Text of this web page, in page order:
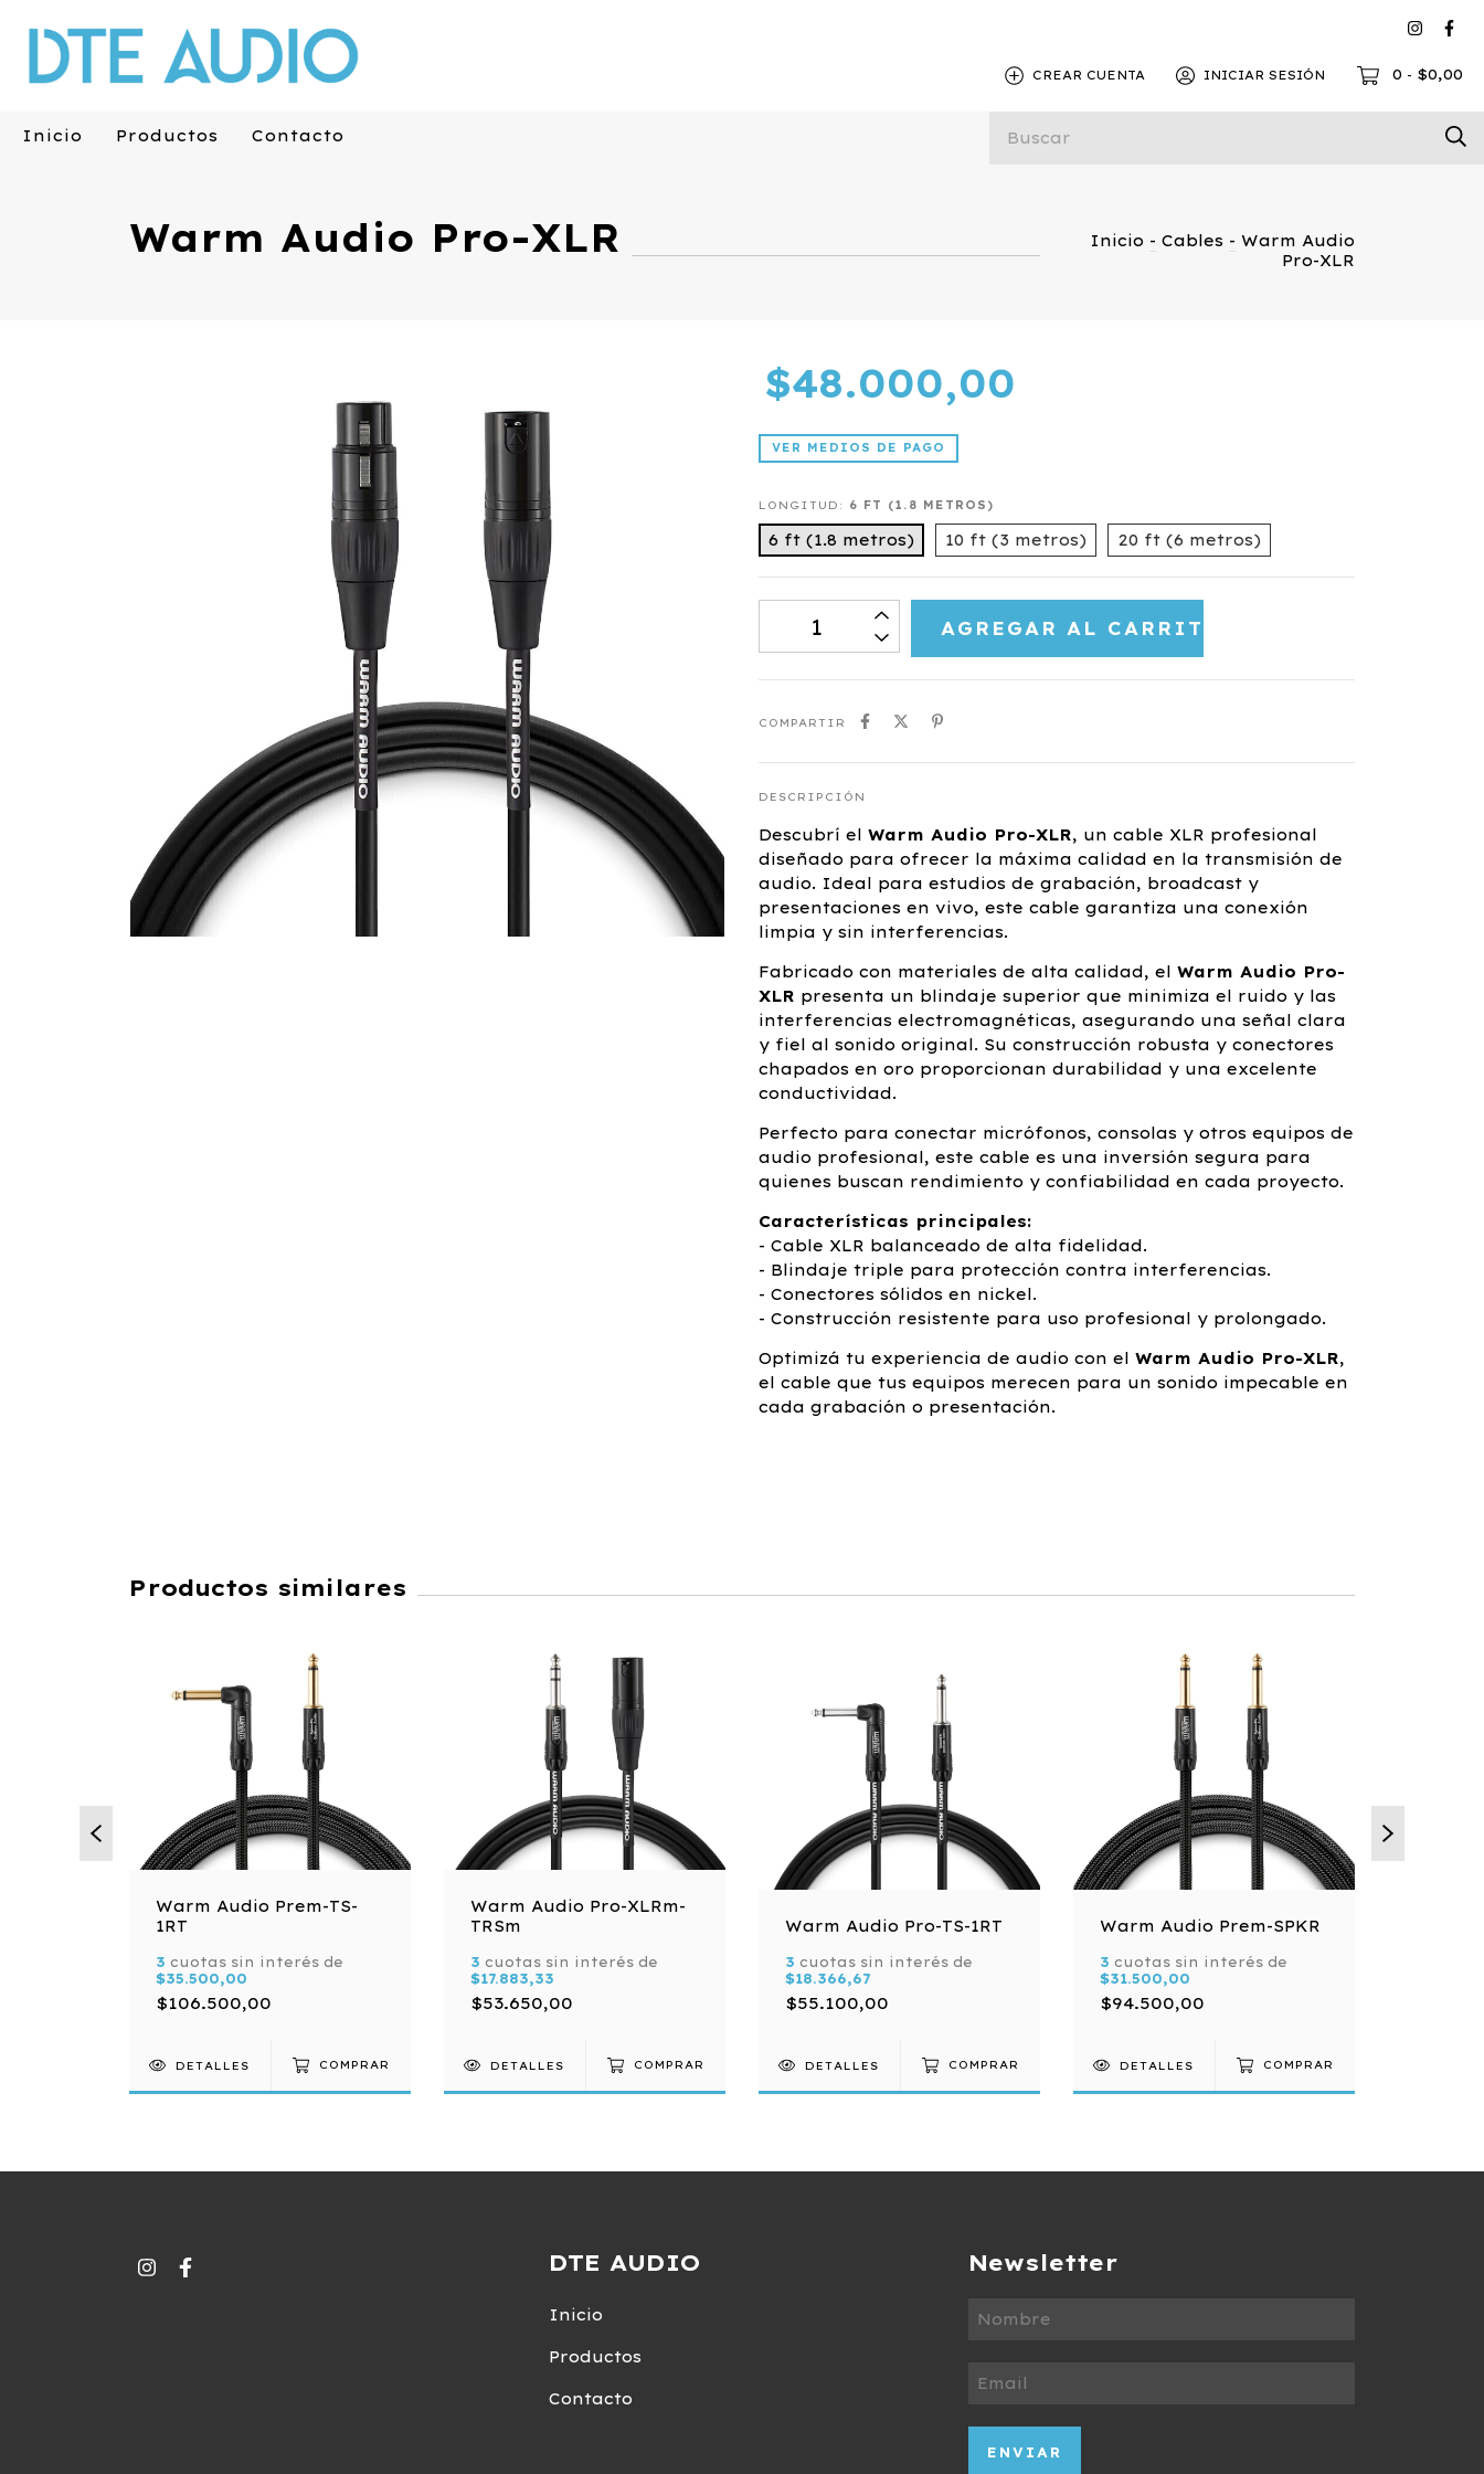
CREAR CUENTA INICIAR SESIÓN 0 - $0,00
Inicio Productos Contacto
Warm Audio Pro-XLR Inicio - Cables - Warm Audio
Pro-XLR
$48.000,00
VER MEDIOS DE PAGO
LONGITUD: 6 FT (1.8 METROS)
6 ft (1.8 metros) 10 ft (3 metros) 20 ft (6 metros)
COMPARTIR
DESCRIPCIÓN
Descubrí el Warm Audio Pro-XLR, un cable XLR profesional
diseñado para ofrecer la máxima calidad en la transmisión de
audio. Ideal para estudios de grabación, broadcast y
presentaciones en vivo, este cable garantiza una conexión
limpia y sin interferencias.
Fabricado con materiales de alta calidad, el Warm Audio Pro-
XLR presenta un blindaje superior que minimiza el ruido y las
interferencias electromagnéticas, asegurando una señal clara
y fiel al sonido original. Su construcción robusta y conectores
chapados en oro proporcionan durabilidad y una excelente
conductividad.
Perfecto para conectar micrófonos, consolas y otros equipos de
audio profesional, este cable es una inversión segura para
quienes buscan rendimiento y confiabilidad en cada proyecto.
Características principales:
- Cable XLR balanceado de alta fidelidad.
- Blindaje triple para protección contra interferencias.
- Conectores sólidos en nickel.
- Construcción resistente para uso profesional y prolongado.
Optimizá tu experiencia de audio con el Warm Audio Pro-XLR,
el cable que tus equipos merecen para un sonido impecable en
cada grabación o presentación.
Productos similares
Warm Audio Prem-TS-
1RT
3 cuotas sin interés de
$35.500,00
$106.500,00
DETALLES COMPRAR
Warm Audio Pro-XLRm-
TRSm
3 cuotas sin interés de
$17.883,33
$53.650,00
DETALLES COMPRAR
Warm Audio Pro-TS-1RT
3 cuotas sin interés de
$18.366,67
$55.100,00
DETALLES COMPRAR
Warm Audio Prem-SPKR
3 cuotas sin interés de
$31.500,00
$94.500,00
DETALLES COMPRAR
DTE AUDIO
Inicio
Productos
Contacto
Newsletter